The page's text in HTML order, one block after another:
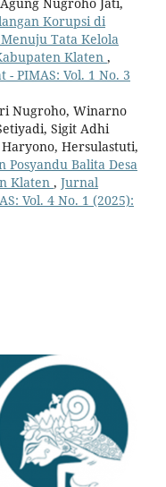
Korupsi di
Tata Kelola
Klaten ,
PIMAS: Vol. 1 No. 3
Nugroho, Winarno
Sigit Adhi
Hersulastuti,
Posyandu Balita Desa
Klaten , Jurnal
Vol. 4 No. 1 (2025):